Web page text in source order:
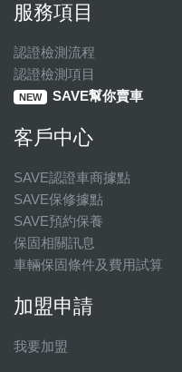
服務項目
認證檢測流程
認證檢測項目
NEW SAVE幫你賣車
客戶中心
SAVE認證車商據點
SAVE保修據點
SAVE預約保養
保固相關訊息
車輛保固條件及費用試算
加盟申請
我要加盟